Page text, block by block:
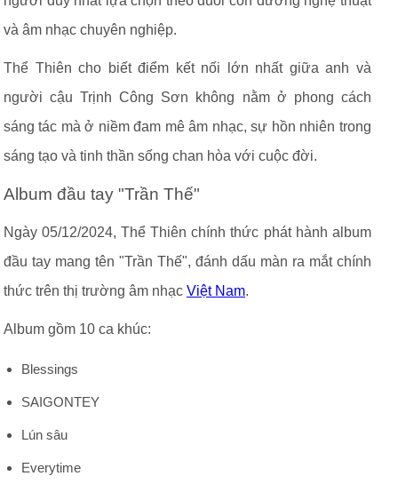
và âm nhạc chuyên nghiệp.
Thể Thiên cho biết điểm kết nối lớn nhất giữa anh và
người cậu Trịnh Công Sơn không nằm ở phong cách
sáng tác mà ở niềm đam mê âm nhạc, sự hồn nhiên trong
sáng tạo và tinh thần sống chan hòa với cuộc đời.
Album đầu tay "Trần Thế"
Ngày 05/12/2024, Thể Thiên chính thức phát hành album
đầu tay mang tên "Trần Thế", đánh dấu màn ra mắt chính
thức trên thị trường âm nhạc Việt Nam.
Album gồm 10 ca khúc:
Blessings
SAIGONTEY
Lún sâu
Everytime